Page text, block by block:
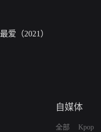
最爱（2021）
自媒体
全部
Kpop